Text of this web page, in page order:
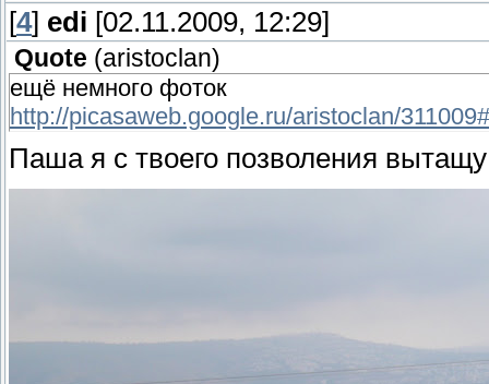
[4] edi [02.11.2009, 12:29]
Quote (aristoclan)
ещё немного фоток
http://picasaweb.google.ru/aristoclan/311009#
Паша я с твоего позволения